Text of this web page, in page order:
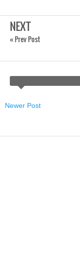
NEXT
« Prev Post
Newer Post